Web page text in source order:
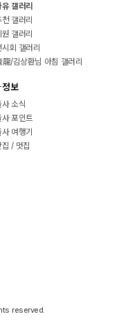
유 갤러리
천 갤러리
원 갤러리
시회 갤러리
龍/김상환님 아침 갤러리
정보
사 소식
사 포인트
사 여행기
집 / 멋집
reserved.